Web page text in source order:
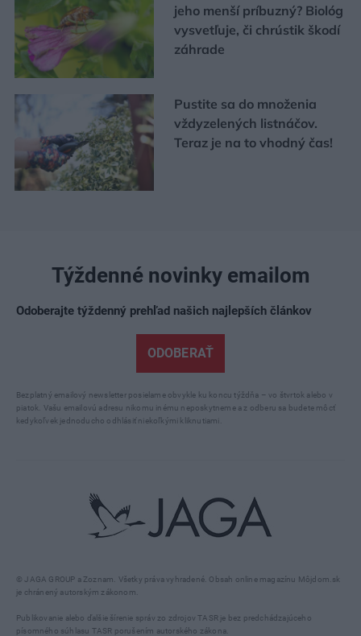
jeho menší príbuzný? Biológ
vysvetľuje, či chrústik škodí
záhrade
Pustite sa do množenia
vždyzelených listnáčov.
Teraz je na to vhodný čas!
© JAGA GROUP a Zoznam. Všetky práva vyhradené. Obsah online magazínu Môjdom.sk
je chránený autorským zákonom.
Publikovanie alebo ďalšie šírenie správ zo zdrojov TASR je bez predchádzajúceho
písomného súhlasu TASR porušením autorského zákona.
Týždenné novinky emailom
Odoberajte týždenný prehľad našich najlepších článkov
ODOBERAŤ
Bezplatný emailový newsletter posielame obvykle ku koncu týždňa – vo štvrtok alebo v
piatok. Vašu emailovú adresu nikomu inému neposkytneme a z odberu sa budete môcť
kedykoľvek jednoducho odhlásiť niekoľkými kliknutiami.